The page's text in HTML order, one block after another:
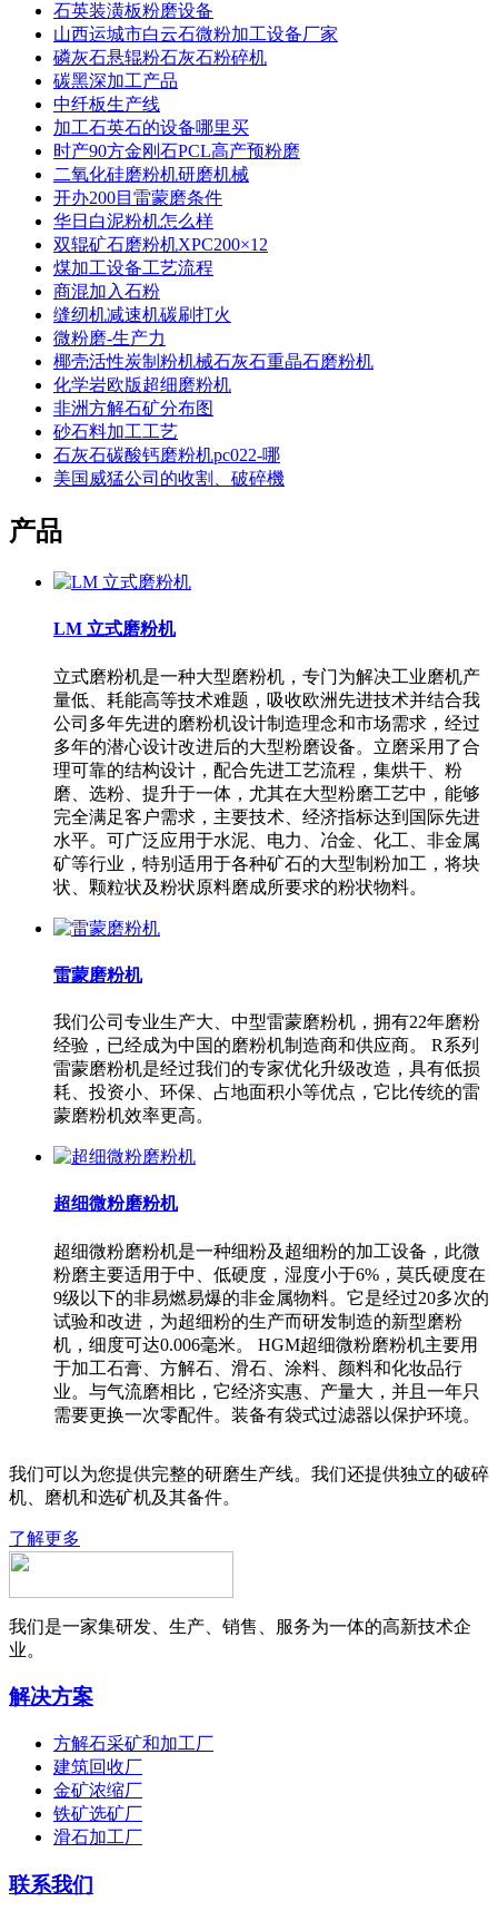
石英装潢板粉磨设备
山西运城市白云石微粉加工设备厂家
磷灰石悬辊粉石灰石粉碎机
碳黑深加工产品
中纤板生产线
加工石英石的设备哪里买
时产90方金刚石PCL高产预粉磨
二氧化硅磨粉机研磨机械
开办200目雷蒙磨条件
华日白泥粉机怎么样
双辊矿石磨粉机XPC200×12
煤加工设备工艺流程
商混加入石粉
缝纫机减速机碳刷打火
微粉磨-生产力
椰壳活性炭制粉机械石灰石重晶石磨粉机
化学岩欧版超细磨粉机
非洲方解石矿分布图
砂石料加工工艺
石灰石碳酸钙磨粉机pc022-哪
美国威猛公司的收割、破碎機
产品
LM 立式磨粉机
立式磨粉机是一种大型磨粉机，专门为解决工业磨机产
量低、耗能高等技术难题，吸收欧洲先进技术并结合我
公司多年先进的磨粉机设计制造理念和市场需求，经过
多年的潜心设计改进后的大型粉磨设备。立磨采用了合
理可靠的结构设计，配合先进工艺流程，集烘干、粉
磨、选粉、提升于一体，尤其在大型粉磨工艺中，能够
完全满足客户需求，主要技术、经济指标达到国际先进
水平。可广泛应用于水泥、电力、冶金、化工、非金属
矿等行业，特别适用于各种矿石的大型制粉加工，将块
状、颗粒状及粉状原料磨成所要求的粉状物料。
雷蒙磨粉机
我们公司专业生产大、中型雷蒙磨粉机，拥有22年磨粉
经验，已经成为中国的磨粉机制造商和供应商。 R系列
雷蒙磨粉机是经过我们的专家优化升级改造，具有低损
耗、投资小、环保、占地面积小等优点，它比传统的雷
蒙磨粉机效率更高。
超细微粉磨粉机
超细微粉磨粉机是一种细粉及超细粉的加工设备，此微
粉磨主要适用于中、低硬度，湿度小于6%，莫氏硬度在
9级以下的非易燃易爆的非金属物料。它是经过20多次的
试验和改进，为超细粉的生产而研发制造的新型磨粉
机，细度可达0.006毫米。 HGM超细微粉磨粉机主要用
于加工石膏、方解石、滑石、涂料、颜料和化妆品行
业。与气流磨相比，它经济实惠、产量大，并且一年只
需要更换一次零配件。装备有袋式过滤器以保护环境。
我们可以为您提供完整的研磨生产线。我们还提供独立的破碎
机、磨机和选矿机及其备件。
了解更多
我们是一家集研发、生产、销售、服务为一体的高新技术企
业。
解决方案
方解石采矿和加工厂
建筑回收厂
金矿浓缩厂
铁矿选矿厂
滑石加工厂
联系我们